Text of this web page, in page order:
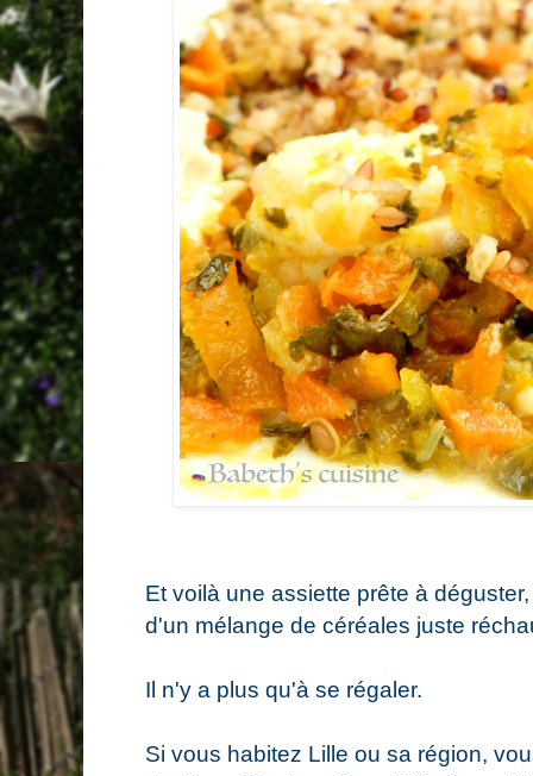
Et voilà une assiette prête à
d'un mélange de céréales juste
Il n'y a plus qu'à se régaler.
Si vous habitez Lille ou sa région,